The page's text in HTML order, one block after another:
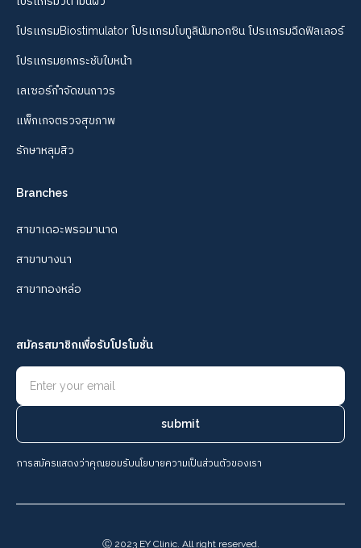
โปรแกรมBiostimulator โปรแกรมโบทูลินัมทอกซิน โปรแกรมฉีดฟิลเลอร์
โปรแกรมยกกระชับใบหน้า
เลเซอร์กำจัดขนถาวร
แพ็กเกจตรวจสุขภาพ
รักษาหลุมสิว
Branches
สาขาเดอะพรอมานาด
สาขาบางนา
สาขาทองหล่อ
สมัครสมาชิกเพื่อรับโปรโมชั่น
การสมัครแสดงว่าคุณยอมรับนโยบายความเป็นส่วนตัวของเรา
Ⓒ 2023 EY Clinic. All right reserved.